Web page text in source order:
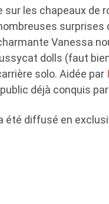
sur les chapeaux de
Vanessa
dolls (faut
solo. Aidée par
déjà conquis par
été diffusé en